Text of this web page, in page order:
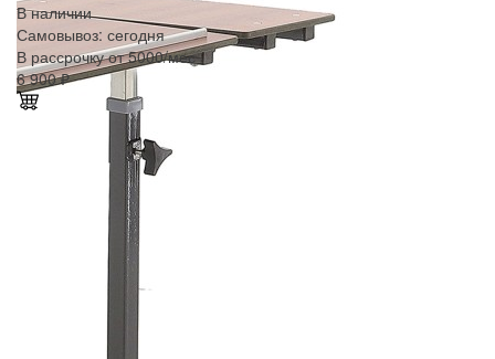
В наличии
Самовывоз: сегодня
В рассрочку от 5000/мес
6 900 ₽